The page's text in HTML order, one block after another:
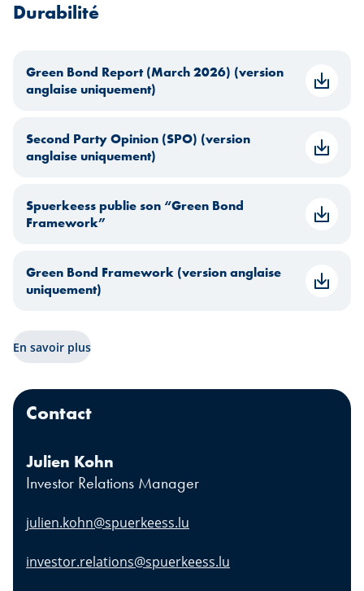
Durabilité
Green Bond Report (March 2026) (version
anglaise uniquement)
Second Party Opinion (SPO) (version
anglaise uniquement)
Spuerkeess publie son “Green Bond
Framework”
Green Bond Framework (version anglaise
uniquement)
En savoir plus
Contact
Julien Kohn
Investor Relations Manager
julien.kohn@spuerkeess.lu
investor.relations@spuerkeess.lu